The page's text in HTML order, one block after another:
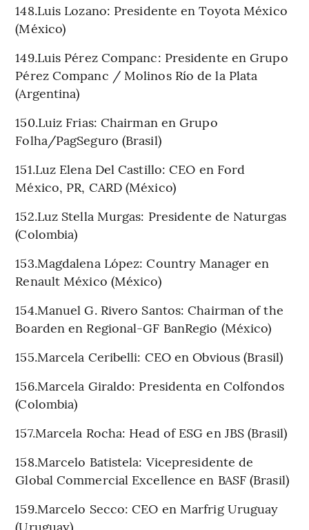
148.Luis Lozano: Presidente en Toyota México
(México)
149.Luis Pérez Companc: Presidente en Grupo
Pérez Companc / Molinos Río de la Plata
(Argentina)
150.Luiz Frias: Chairman en Grupo
Folha/PagSeguro (Brasil)
151.Luz Elena Del Castillo: CEO en Ford
México, PR, CARD (México)
152.Luz Stella Murgas: Presidente de Naturgas
(Colombia)
153.Magdalena López: Country Manager en
Renault México (México)
154.Manuel G. Rivero Santos: Chairman of the
Boarden en Regional-GF BanRegio (México)
155.Marcela Ceribelli: CEO en Obvious (Brasil)
156.Marcela Giraldo: Presidenta en Colfondos
(Colombia)
157.Marcela Rocha: Head of ESG en JBS (Brasil)
158.Marcelo Batistela: Vicepresidente de
Global Commercial Excellence en BASF (Brasil)
159.Marcelo Secco: CEO en Marfrig Uruguay
(Uruguay)